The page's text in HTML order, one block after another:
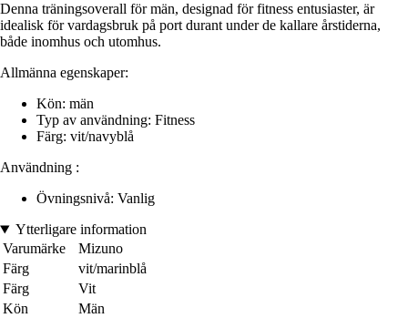
Denna träningsoverall för män, designad för fitness entusiaster, är
idealisk för vardagsbruk på port durant under de kallare årstiderna,
både inomhus och utomhus.
Allmänna egenskaper:
Kön: män
Typ av användning: Fitness
Färg: vit/navyblå
Användning :
Övningsnivå: Vanlig
Ytterligare information
Varumärke
Mizuno
Färg
vit/marinblå
Färg
Vit
Kön
Män